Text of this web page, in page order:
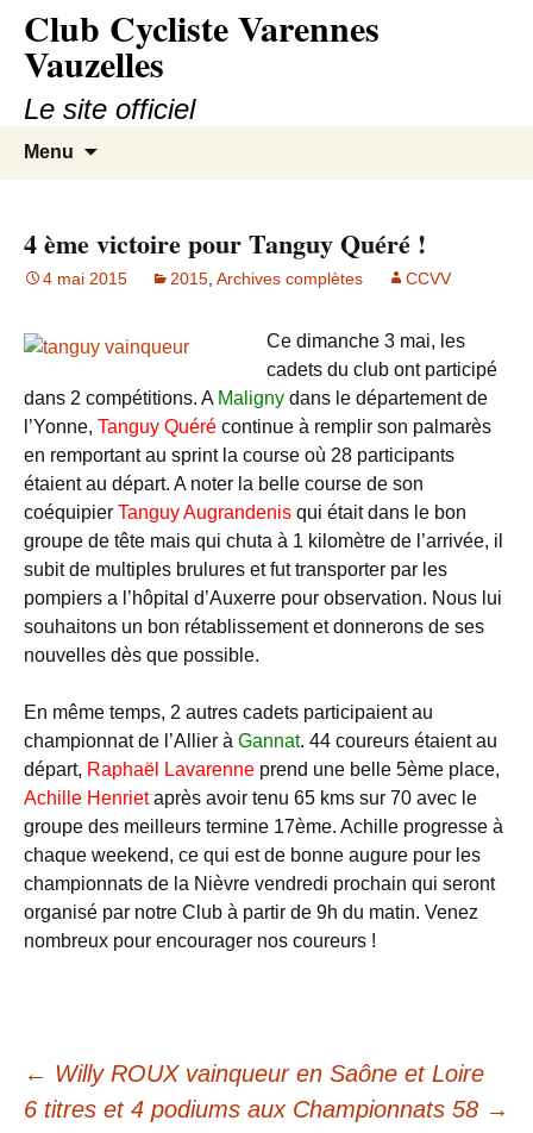
contenu
Club Cycliste Varennes
Vauzelles
Le site officiel
Menu
4 ème victoire pour Tanguy Quéré !
4 mai 2015 2015 Archives complètes CCVV
Ce dimanche 3 mai, les
cadets du club ont participé
dans 2 compétitions. A Maligny dans le département de
l’Yonne, Tanguy Quéré continue à remplir son palmarès
en remportant au sprint la course où 28 participants
étaient au départ. A noter la belle course de son
coéquipier Tanguy Augrandenis qui était dans le bon
groupe de tête mais qui chuta à 1 kilomètre de l’arrivée, il
subit de multiples brulures et fut transporter par les
pompiers a l’hôpital d’Auxerre pour observation. Nous lui
souhaitons un bon rétablissement et donnerons de ses
nouvelles dès que possible.
En même temps, 2 autres cadets participaient au
championnat de l’Allier à Gannat. 44 coureurs étaient au
départ, Raphaël Lavarenne prend une belle 5ème place,
Achille Henrietaprès avoir tenu 65 kms sur 70 avec le
groupe des meilleurs termine 17ème. Achille progresse à
chaque weekend, ce qui est de bonne augure pour les
championnats de la Nièvre vendredi prochain qui seront
organisé par notre Club à partir de 9h du matin. Venez
nombreux pour encourager nos coureurs !
Navigation
← Willy ROUX vainqueur en Saône et Loire
6 titres et 4 podiums aux Championnats 58 →